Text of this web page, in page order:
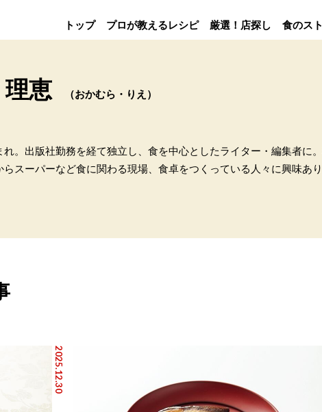
トップ プロが教えるレシピ 厳選！店探し 食のス
理恵 （おかむら・りえ）
れ。出版社勤務を経て独立し、食を中心としたライター・編集者に。
らスーパーなど食に関わる現場、食卓をつくっている人々に興味あり
2025.12.30